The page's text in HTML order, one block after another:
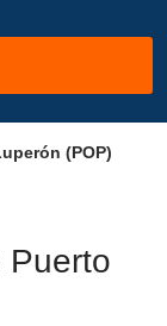
(POP)
Puerto